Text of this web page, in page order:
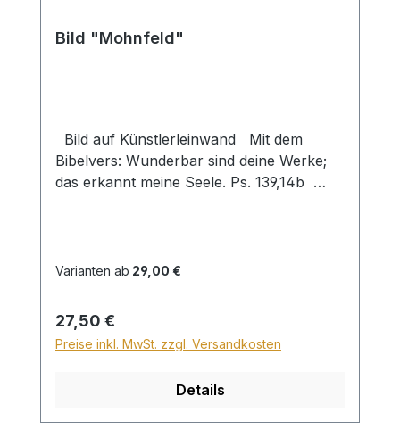
Bild "Mohnfeld"
Bild auf Künstlerleinwand Mit dem
Bibelvers: Wunderbar sind deine Werke;
das erkannt meine Seele. Ps. 139,14b
Zuschlag für Sperrgut in Höhe von
Ausland beträgt der Sperrgutzuschlag
30€.
Varianten ab 29,00 €
Regulärer Preis:
27,50 €
Preise inkl. MwSt. zzgl. Versandkosten
Details